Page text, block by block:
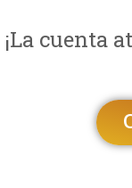
¡La cuenta